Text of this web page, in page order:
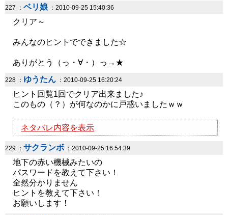
227 ： ベリ娘 ：2010-09-25 15:40:36
クリア～
みんなのヒントでできました☆
ありがとう（っ・∀・）っ→★
228 ： ゆうたん ：2010-09-25 16:20:24
ヒント回覧1回でクリア出来ました♪
このもの（？）が何なのかに戸惑いましたｗｗ
ネタバレ内容を表示
229 ： サクランボ ：2010-09-25 16:54:39
地下の赤い機械みたいの
パスワードを教えて下さい！
全然分かりません
ヒントを教えて下さい！
お願いします！